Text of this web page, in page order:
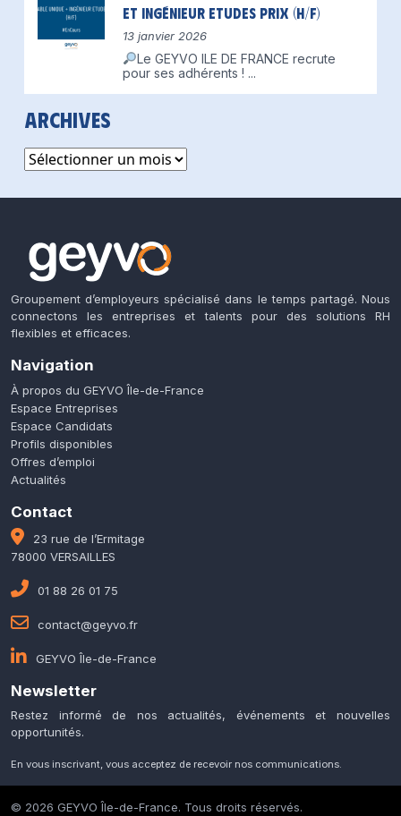
et Ingénieur Etudes Prix (H/F)
13 janvier 2026
Le GEYVO ILE DE FRANCE recrute
pour ses adhérents ! ...
Archives
Archives
Groupement d’employeurs spécialisé dans le temps partagé. Nous
connectons les entreprises et talents pour des solutions RH
flexibles et efficaces.
Navigation
À propos du GEYVO Île-de-France
Espace Entreprises
Espace Candidats
Profils disponibles
Offres d’emploi
Actualités
Contact
23 rue de l’Ermitage
78000 VERSAILLES
01 88 26 01 75
contact@geyvo.fr
GEYVO Île-de-France
Newsletter
Restez informé de nos actualités, événements et nouvelles
opportunités.
En vous inscrivant, vous acceptez de recevoir nos communications.
© 2026 GEYVO Île-de-France. Tous droits réservés.